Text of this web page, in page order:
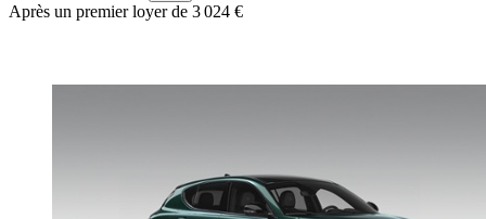
Après un premier loyer de 3 024 €